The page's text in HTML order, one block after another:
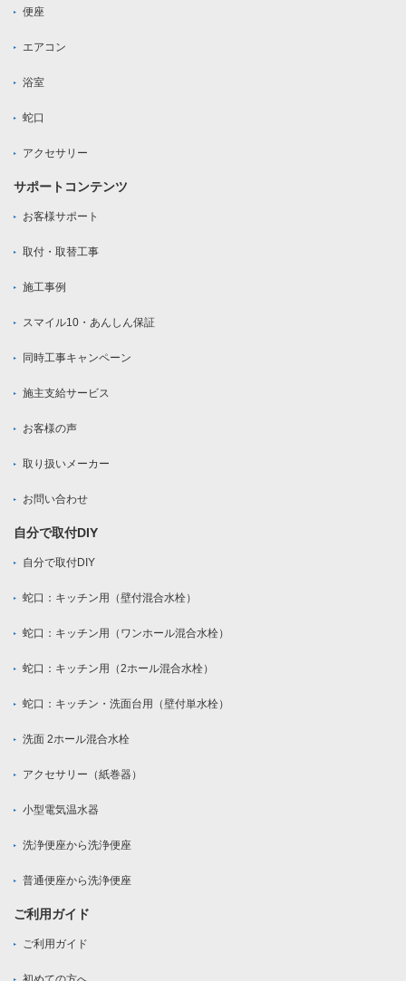
便座
エアコン
浴室
蛇口
アクセサリー
サポートコンテンツ
お客様サポート
取付・取替工事
施工事例
スマイル10・あんしん保証
同時工事キャンペーン
施主支給サービス
お客様の声
取り扱いメーカー
お問い合わせ
自分で取付DIY
自分で取付DIY
蛇口：キッチン用（壁付混合水栓）
蛇口：キッチン用（ワンホール混合水栓）
蛇口：キッチン用（2ホール混合水栓）
蛇口：キッチン・洗面台用（壁付単水栓）
洗面 2ホール混合水栓
アクセサリー（紙巻器）
小型電気温水器
洗浄便座から洗浄便座
普通便座から洗浄便座
ご利用ガイド
ご利用ガイド